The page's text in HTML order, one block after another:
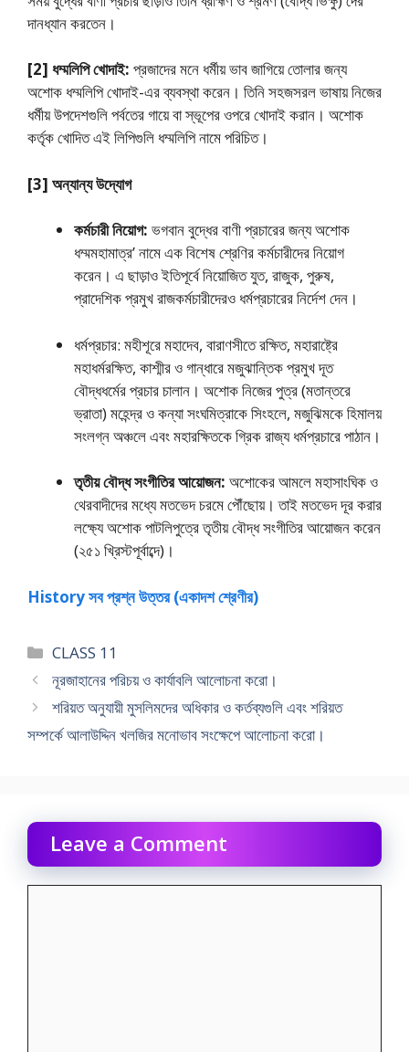
দানধ্যান করতেন।
[2] ধম্মলিপি খোদাই: প্রজাদের মনে ধর্মীয় ভাব জাগিয়ে‌ তােলার জন্য
অশােক ধম্মলিপি খােদাই-এর ব্যবস্থা করেন। তিনি সহজসরল ভাষায় নিজের
ধর্মীয় উপদেশগুলি পর্বতের গায়ে বা স্ভূপের ওপরে খোদাই করান। অশােক
কর্তৃক খােদিত এই লিপিগুলি ধম্মলিপি নামে পরিচিত।
[3] অন্যান্য উদ্যোগ
কর্মচারী নিয়ােগ: ভগবান বুদ্ধের বাণী প্রচারের জন্য অশােক
ধম্মমহামাত্র’ নামে এক বিশেষ শ্রেণির কর্মচারীদের নিয়ােগ
করেন। এ ছাড়াও ইতিপূর্বে নিয়ােজিত যুত, রাজুক, পুরুষ,
প্রাদেশিক প্রমুখ রাজকর্মচারীদেরও ধর্মপ্রচারের নির্দেশ দেন।
ধর্মপ্রচার: মহীশূরে মহাদেব, বারাণসীতে রক্ষিত, মহারাষ্ট্রে
মহাধর্মরক্ষিত, কাশ্মীর ও গান্ধারে মজুঝান্তিক প্রমুখ দূত
বৌদ্ধধর্মের প্রচার চালান। অশােক নিজের পুত্র (মতান্তরে
ভ্রাতা) মহেন্দ্র ও কন্যা সংঘমিত্রাকে সিংহলে, মজুঝিমকে হিমালয়
সংলগ্ন অঞ্চলে এবং মহারক্ষিতকে গ্রিক রাজ্য ধর্মপ্রচারে পাঠান।
তৃতীয় বৌদ্ধ সংগীতির আয়ােজন: অশােকের আমলে মহাসাংঘিক ও
থেরবাদীদের মধ্যে মতভেদ চরমে পৌঁছােয়। তাই মতভেদ দূর করার
লক্ষ্যে অশােক পাটলিপুত্রে তৃতীয় বৌদ্ধ সংগীতির আয়ােজন করেন
(২৫১ খ্রিস্টপূর্বাব্দে)।
History সব প্রশ্ন উত্তর (একাদশ শ্রেণীর)
Categories
CLASS 11
নূরজাহানের পরিচয় ও কার্যাবলি আলােচনা করাে।
শরিয়ত অনুযায়ী মুসলিমদের অধিকার ও কর্তব্যগুলি এবং শরিয়ত
সম্পর্কে আলাউদ্দিন খলজির মনােভাব সংক্ষেপে আলােচনা করাে।
Leave a Comment